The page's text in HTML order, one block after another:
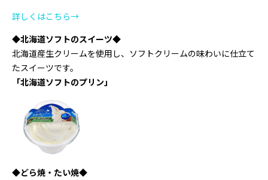
詳しくはこちら→
◆北海道ソフトのスイーツ◆
北海道産生クリームを使用し、ソフトクリームの味わいに仕立て
たスイーツです。
「北海道ソフトのプリン」
◆どら焼・たい焼◆